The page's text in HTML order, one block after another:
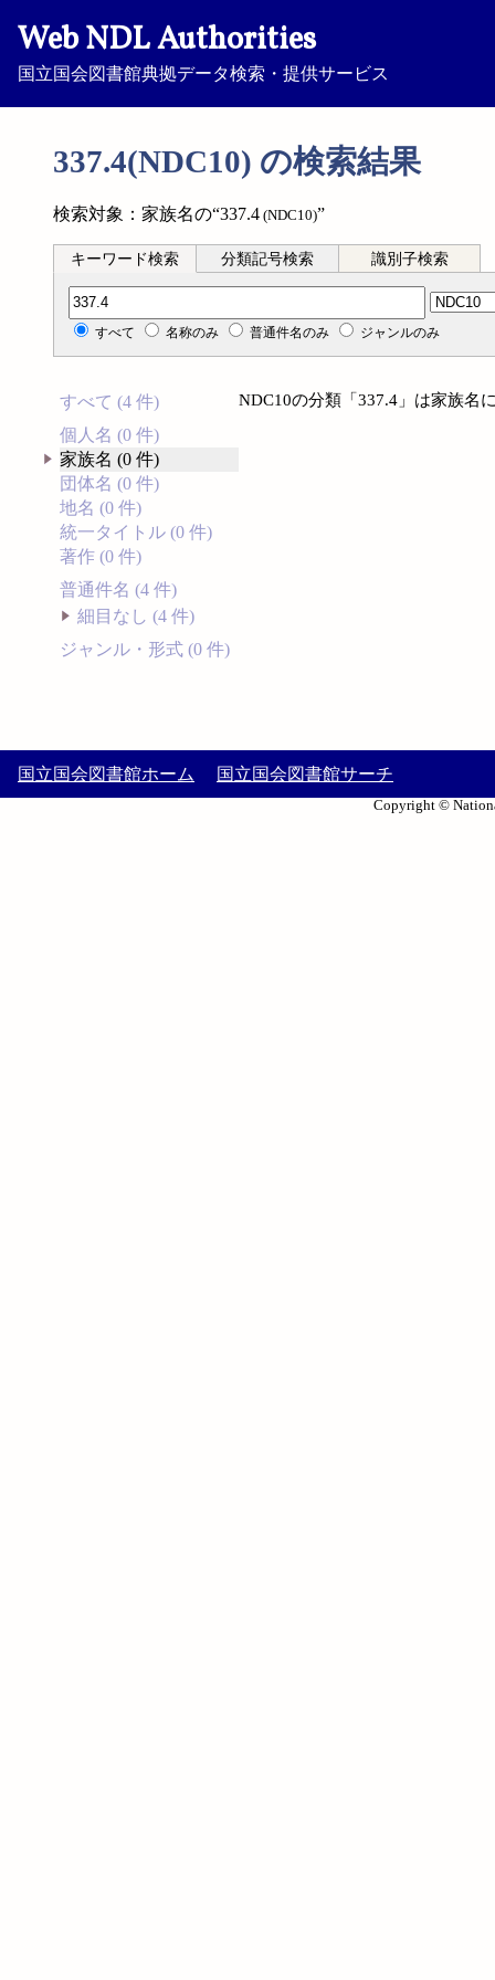
Web NDL Authorities
国立国会図書館典拠データ検索・提供サービス
337.4(NDC10) の検索結果
検索対象：家族名の“337.4 (NDC10)”
キーワード検索 分類記号検索 識別子検索
分類記号検索
すべて 名称のみ 普通件名のみ ジャンルのみ
すべて (4 件)
個人名 (0 件)
家族名 (0 件)
団体名 (0 件)
地名 (0 件)
統一タイトル (0 件)
著作 (0 件)
普通件名 (4 件)
細目なし (4 件)
ジャンル・形式 (0 件)
NDC10の分類「337.4」は家族名
国立国会図書館ホーム 国立国会図書館サーチ
Copyright ©